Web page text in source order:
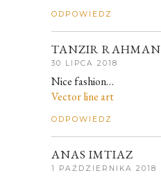
ODPOWIEDZ
TANZIR RAHMAN
30 LIPCA 2018
Nice fashion…
Vector line art
ODPOWIEDZ
ANAS IMTIAZ
1 PAŹDZIERNIKA 2018